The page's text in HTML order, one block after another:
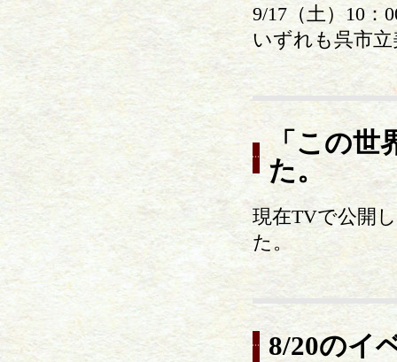
9/17（土）10：
いずれも呉市
「この世
た。
現在TVで公開
た。
8/20のイ